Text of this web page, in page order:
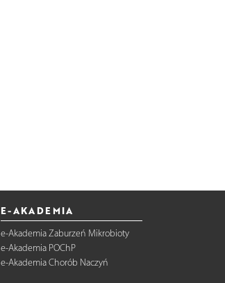
E-AKADEMIA
e-Akademia Zaburzeń Mikrobioty
e-Akademia POChP
e-Akademia Chorób Naczyń